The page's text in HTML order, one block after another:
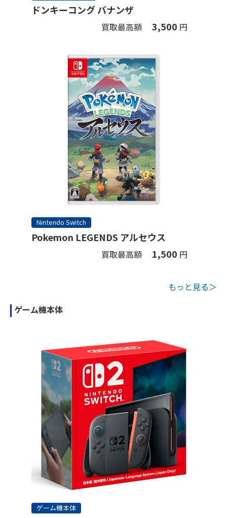
ドンキーコング バナンザ
買取最高額 3,500 円
Nintendo Switch
Pokemon LEGENDS アルセウス
買取最高額 1,500 円
もっと見る＞
ゲーム機本体
ゲーム機本体